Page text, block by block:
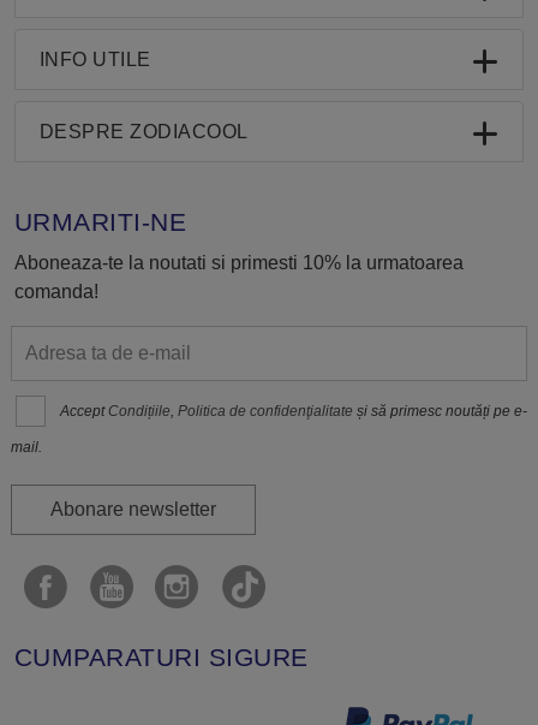
INFO UTILE
DESPRE ZODIACOOL
URMARITI-NE
Aboneaza-te la noutati si primesti 10% la urmatoarea
comanda!
Accept Condițiile,Politica de confidenţialitate și să primesc noutăți pe e-
mail.
Abonare newsletter
CUMPARATURI SIGURE